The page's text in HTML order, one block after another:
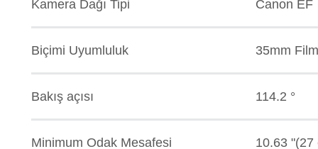
Kamera Dağı Tipi Canon EF
Biçimi Uyumluluk 35mm
Bakış açısı 114.2 °
Minimum Odak Mesafesi 10.63 "(27